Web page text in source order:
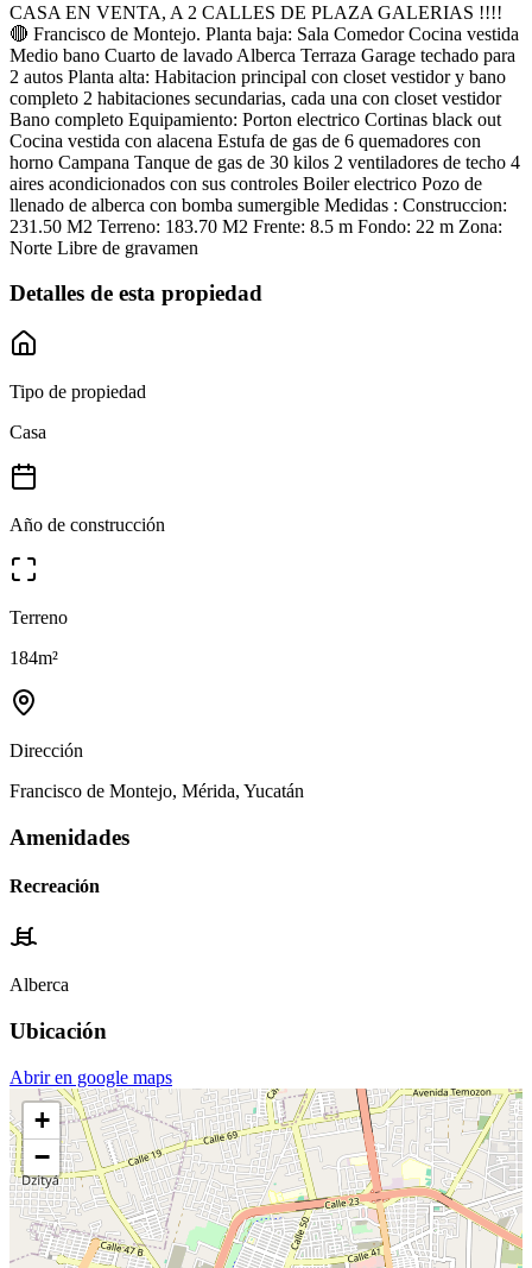
CASA EN VENTA, A 2 CALLES DE PLAZA GALERIAS !!!!
🔴 Francisco de Montejo. Planta baja: Sala Comedor Cocina vestida
Medio bano Cuarto de lavado Alberca Terraza Garage techado para
2 autos Planta alta: Habitacion principal con closet vestidor y bano
completo 2 habitaciones secundarias, cada una con closet vestidor
Bano completo Equipamiento: Porton electrico Cortinas black out
Cocina vestida con alacena Estufa de gas de 6 quemadores con
horno Campana Tanque de gas de 30 kilos 2 ventiladores de techo 4
aires acondicionados con sus controles Boiler electrico Pozo de
llenado de alberca con bomba sumergible Medidas : Construccion:
231.50 M2 Terreno: 183.70 M2 Frente: 8.5 m Fondo: 22 m Zona:
Norte Libre de gravamen
Detalles de esta propiedad
Tipo de propiedad
Casa
Año de construcción
Terreno
184m²
Dirección
Francisco de Montejo, Mérida, Yucatán
Amenidades
Recreación
Alberca
Ubicación
Abrir en google maps
+
−